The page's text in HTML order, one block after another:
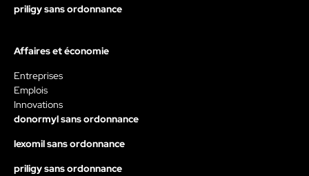
priligy sans ordonnance
Affaires et économie
Entreprises
Emplois
Innovations
donormyl sans ordonnance
lexomil sans ordonnance
priligy sans ordonnance